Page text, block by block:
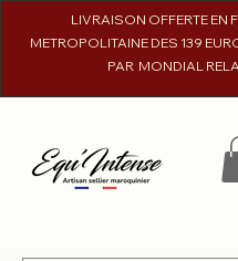
LIVRAISON OFFERTE EN
METROPOLITAINE DES 139
PAR MONDIAL